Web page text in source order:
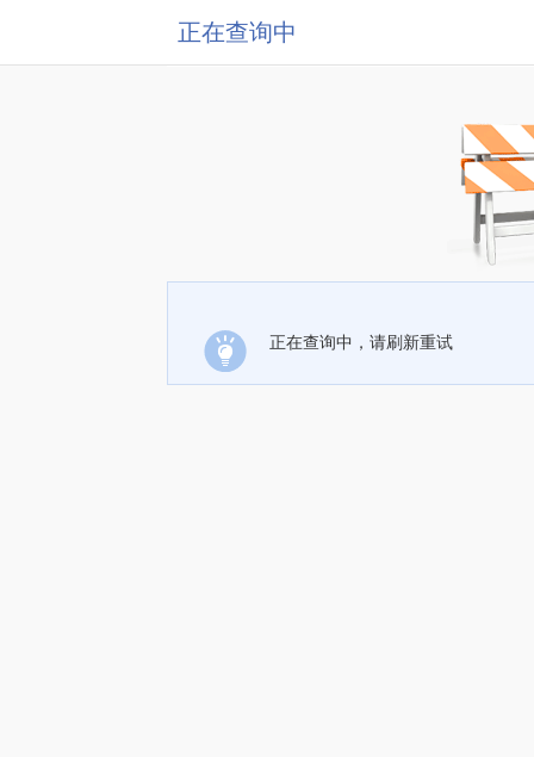
正在查询中
正在查询中，请刷新重试